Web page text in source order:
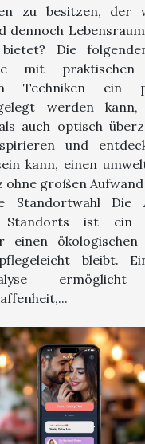
zu besitzen, der
dennoch
Die
mit
Techniken ein
werden
auch optisch
und
kann, einen
ohne großen
Standortwahl Die
Standorts ist ein
einen
bleibt.